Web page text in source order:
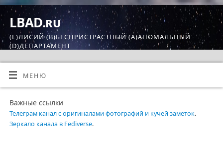
LBAD.ru
(L)ЛИСИЙ (B)БЕСПРИСТРАСТНЫЙ (A)АНОМАЛЬНЫЙ
(D)ДЕПАРТАМЕНТ
МЕНЮ
Важные ссылки
Телеграм канал с оригиналами фотографий и кучей заметок.
Зеркало канала в Fediverse.